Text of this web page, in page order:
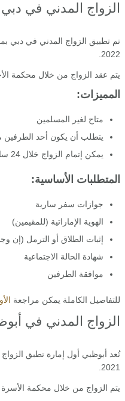
الزواج المدني في دبي
2022.
يتم عقد الزواج من خلال محكمة
المميزات:
متاح لغير المسلمين
يتطلب أن يكون أحد الطرفين
يمكن إتمام الزواج خلال 24 ساعة إذا كانت المستندات جاهزة
المتطلبات الأساسية:
جوازات سفر سارية
الهوية الإماراتية (للمقيمين)
إثبات الطلاق أو الترمل (إن
شهادة الحالة الاجتماعية
موافقة الطرفين
للتفاصيل الكاملة يمكن مراجعة
الزواج المدني في
2021.
يتم الزواج من خلال محكمة الأسرة